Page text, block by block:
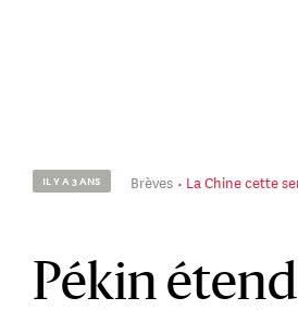
IL Y A 3 ANS Brèves La Chine cette
Pékin